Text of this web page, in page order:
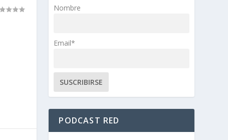
Nombre
Email*
PODCAST RED